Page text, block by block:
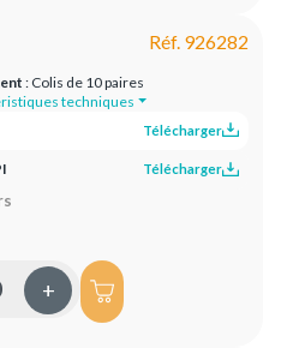
Réf. 926282
: Colis de 10 paires
techniques
Télécharger
Télécharger
+